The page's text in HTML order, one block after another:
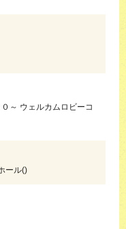
～ ウェルカムロビーコ
ール()